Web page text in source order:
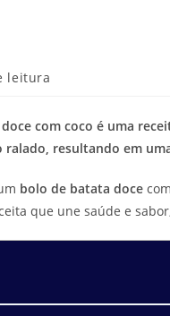
leitura
com coco é uma
resultando em
bolo de batata doce
que une saúde e